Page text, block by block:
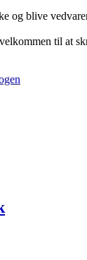
og blive
til at